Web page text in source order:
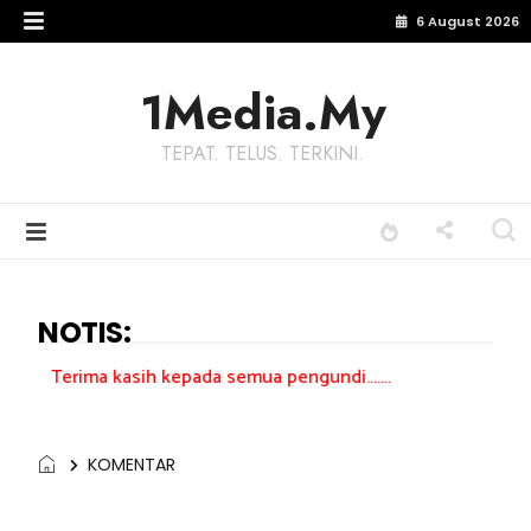
6 August 2026
1Media.My
TEPAT. TELUS. TERKINI.
NOTIS:
kepada semua pengundi.......
KOMENTAR